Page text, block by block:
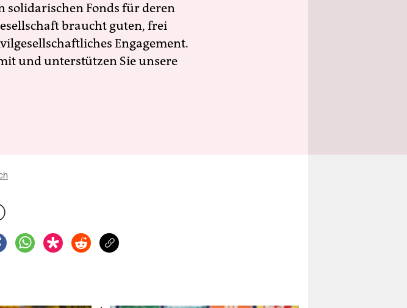
solidarischen Fonds für deren
braucht guten, frei
Engagement.
und unterstützen Sie unsere